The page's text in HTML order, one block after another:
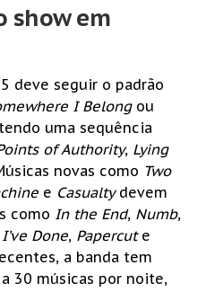
show em
deve seguir o padrão
I Belongou
uma sequência
of Authority, Lying
novas como Two
e Casualtydevem
como In the End, Numb,
Done, Papercute
a banda tem
30 músicas por noite,